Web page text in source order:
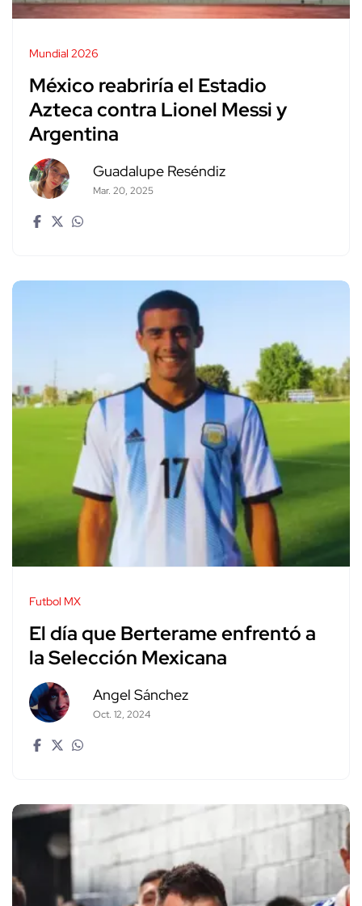
Mundial 2026
México reabriría el Estadio
Azteca contra Lionel Messi y
Argentina
Guadalupe Reséndiz
Mar. 20, 2025
Futbol MX
El día que Berterame enfrentó a
la Selección Mexicana
Angel Sánchez
Oct. 12, 2024